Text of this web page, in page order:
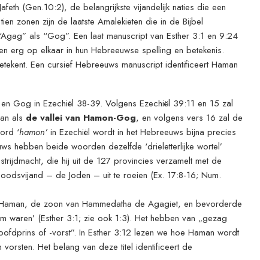
(Gen.10:2), de belangrijkste vijandelijk naties die een
zonen zijn de laatste Amalekieten die in de Bijbel
als “Gog”. Een laat manuscript van Esther 3:1 en 9:24
erg op elkaar in hun Hebreeuwse spelling en betekenis.
Een cursief Hebreeuws manuscript identificeert Haman
Gog in Ezechiël 38-39. Volgens Ezechiël 39:11 en 15 zal
​​als de vallei van Hamon-Gog, en volgens vers 16 zal de
‘hamon’in Ezechiël wordt in het Hebreeuws bijna precies
hebben beide woorden dezelfde ‘drieletterlijke wortel’
die hij uit de 127 provincies verzamelt met de
– de Joden – uit te roeien (Ex. 17:8-16; Num.
de zoon van Hammedatha de Agagiet, en bevorderde
(Esther 3:1; zie ook 1:3). Het hebben van „gezag
of -vorst”. In Esther 3:12 lezen we hoe Haman wordt
Het belang van deze titel identificeert de